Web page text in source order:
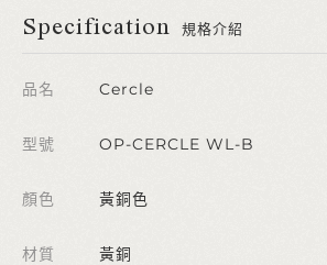
Specification 規格介紹
品名 Cercle
型號 OP-CERCLE WL-B
顏色 黃銅色
材質 黃銅